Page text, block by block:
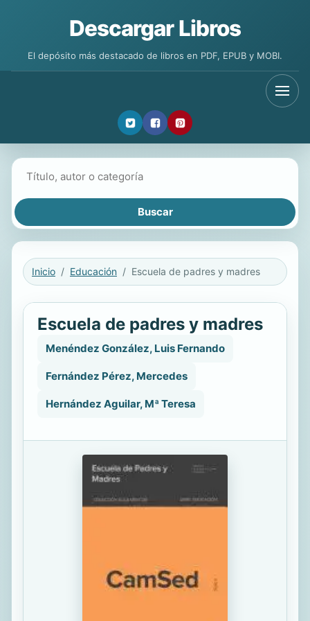
Descargar Libros
El depósito más destacado de libros en PDF, EPUB y MOBI.
Inicio Educación Escuela de padres y madres
Escuela de padres y madres
Menéndez González, Luis Fernando
Fernández Pérez, Mercedes
Hernández Aguilar, Mª Teresa